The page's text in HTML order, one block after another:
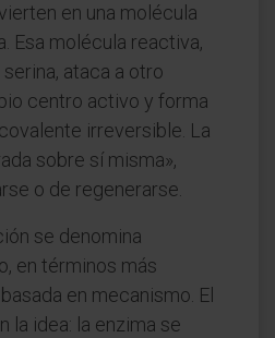
en una molécula
Esa molécula reactiva,
ataca a otro
centro activo y forma
irreversible. La
sobre sí misma»,
o de regenerarse.
se denomina
o, en términos más
en mecanismo. El
la idea: la enzima se